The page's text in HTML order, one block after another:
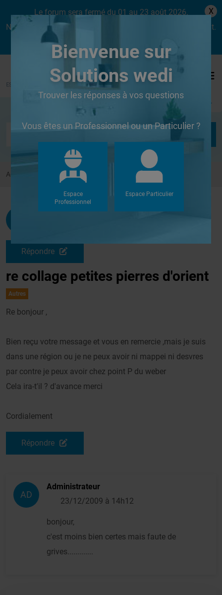
Le forum sera fermé du 01 au 23 août 2026.
Nous aurons le plaisir de vous retrouver dès le lundi 24 août.
X
Se connecter
Accueil Forums Autres re collage petites pierres d'orient
Papylulu
Répondre
re collage petites pierres d'orient
Autres
Re bonjour ,
Bien reçu votre message et vous en remercie ,mais je suis
dans une région ou je ne peux avoir ni mappei ni desvres
par contre je peux avoir chez point P du weber
Cela ira-t'il ? d'avance merci
Cordialement
Répondre
AD
Administrateur
23/12/2009 à 14h12
bonjour,
c'est moins bien certes mais faute de
grives.............
Bienvenue sur
Solutions wedi
Trouver les réponses à vos questions
Vous êtes un Professionnel ou un Particulier ?
Espace
Professionnel
Espace Particulier